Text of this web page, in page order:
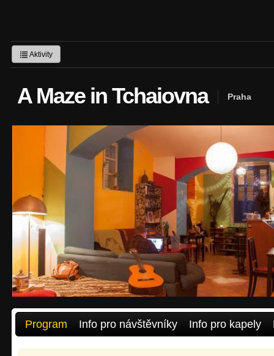
Aktivity
A Maze in Tchaiovna Praha
Program Info pro návštěvníky Info pro kapely